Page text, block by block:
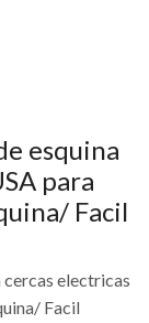
esquina
para
Facil
electricas
Facil